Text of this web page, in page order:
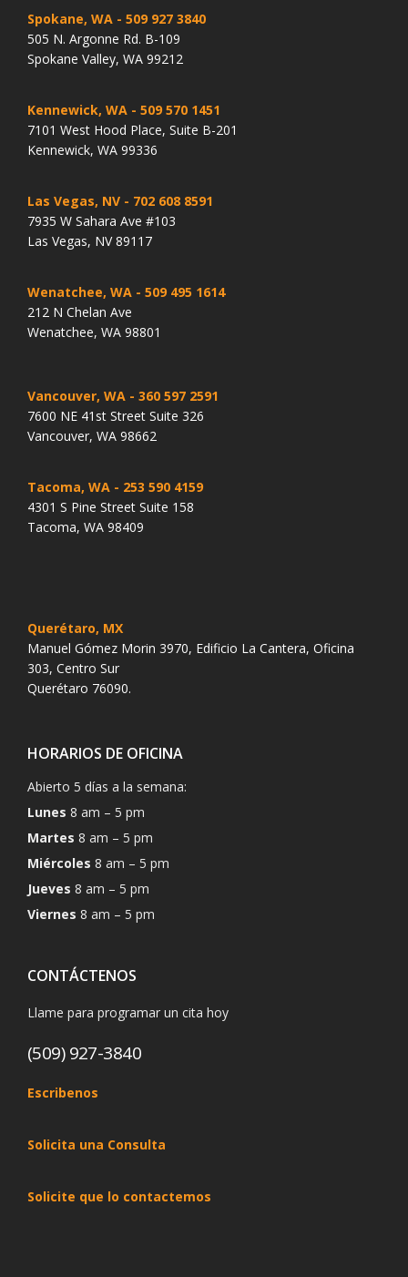
Spokane, WA - 509 927 3840
505 N. Argonne Rd. B-109
Spokane Valley, WA 99212
Kennewick, WA - 509 570 1451
7101 West Hood Place, Suite B-201
Kennewick, WA 99336
Las Vegas, NV - 702 608 8591
7935 W Sahara Ave #103
Las Vegas, NV 89117
Wenatchee, WA - 509 495 1614
212 N Chelan Ave
Wenatchee, WA 98801
Vancouver, WA - 360 597 2591
7600 NE 41st Street Suite 326
Vancouver, WA 98662
Tacoma, WA - 253 590 4159
4301 S Pine Street Suite 158
Tacoma, WA 98409
Querétaro, MX
Manuel Gómez Morin 3970, Edificio La Cantera, Oficina
303, Centro Sur
Querétaro 76090.
HORARIOS DE OFICINA
Abierto 5 días a la semana:
Lunes 8 am – 5 pm
Martes 8 am – 5 pm
Miércoles 8 am – 5 pm
Jueves 8 am – 5 pm
Viernes 8 am – 5 pm
CONTÁCTENOS
Llame para programar un cita hoy
(509) 927-3840
Escribenos
Solicita una Consulta
Solicite que lo contactemos